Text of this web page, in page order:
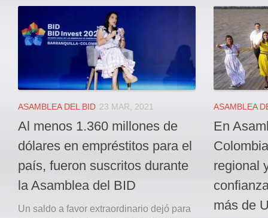
Local
Deportes
JUDICIAL
ÁREA METROPOLITANA
REGIONAL
DEPARTAMENTAL
Internacional
OPINIÓN
Contactenos
facebook
Twitter
ASAMBLEA DEL BID 23 MAR, 2021
Al menos 1.360 millones de
dólares en empréstitos para el
país, fueron suscritos durante
la Asamblea del BID
Un saldo a favor extraordinario dejó para
ASAMBLEA
En
regional
más de